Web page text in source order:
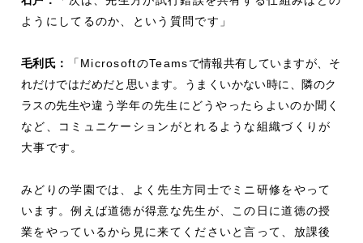
ようにしてるのか、という質問です」
毛利 氏： 「MicrosoftのTeamsで情報共有していますが、そ
れだけではだめだと思います。うまくいかない時に、隣のク
ラスの先生や違う学年の先生にどうやったらよいのか聞く
など、コミュニケーションがとれるような組織づくりが
大事です。
みどりの学園では、よく先生方同士でミニ研修をやって
います。例えば道徳が得意な先生が、この日に道徳の授
業をやっているから見に来てくださいと言って、放課後